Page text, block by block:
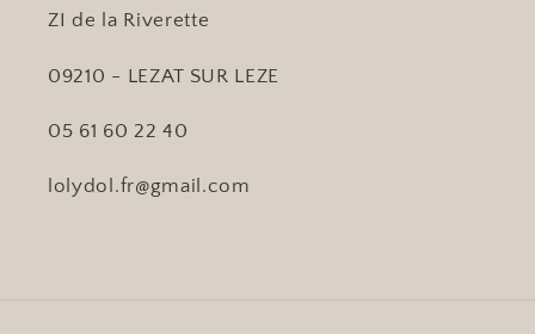
ZI de la Riverette
09210 - LEZAT SUR LEZE
05 61 60 22 40
lolydol.fr@gmail.com